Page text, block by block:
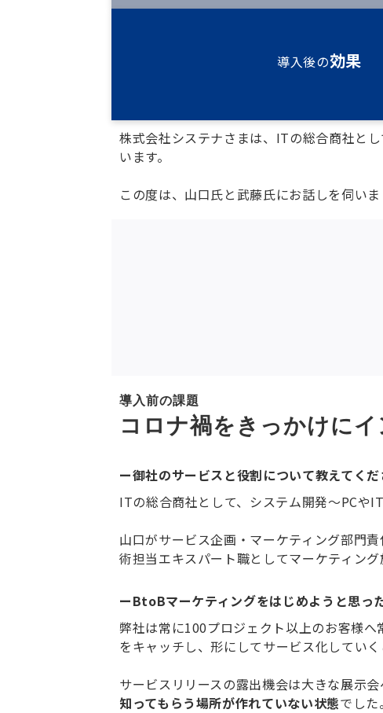
導入後の効果
株式会社システナさまは、ITの総合商社と
います。
この度は、山口氏と武藤氏にお話しを伺いま
導入前の課題
コロナ禍をきっかけに
ー御社のサービスと役割について教えてくだ
ITの総合商社として、システム開発～PCや
山口がサービス企画・マーケティング部門
術担当エキスパート職としてマーケティン
ーBtoBマーケティングをはじめようと思っ
弊社は常に100プロジェクト以上のお客様
をキャッチし、形にしてサービス化してい
サービスリリースの露出機会は大きな展示
知ってもらう場所が作れていない状態でした。